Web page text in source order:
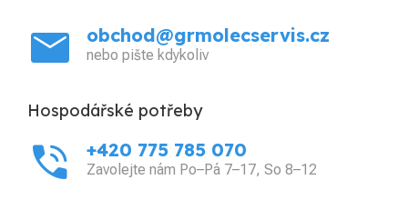
mail obchod@grmolecservis.cz
nebo pište kdykoliv
Hospodářské potřeby
phone_in_talk +420 775 785 070
Zavolejte nám Po–Pá 7–17, So 8–12